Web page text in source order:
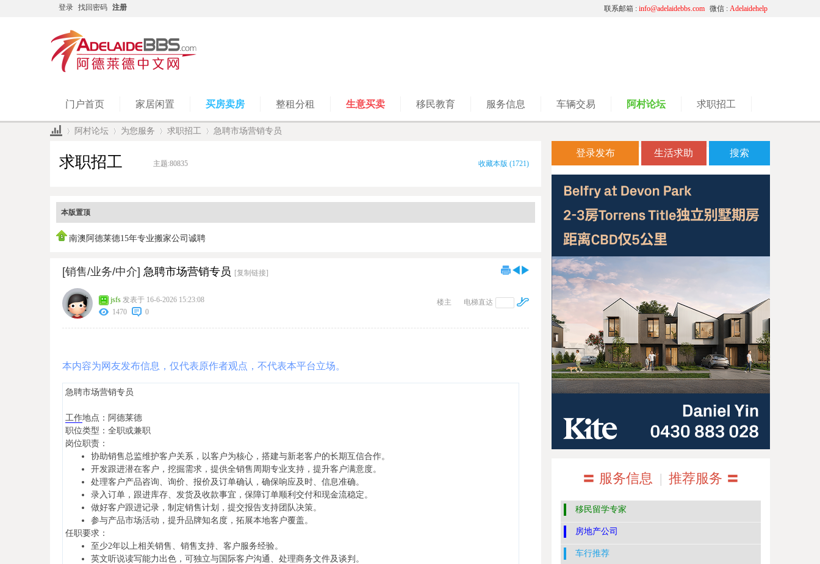
登录 找回密码 注册 微信 : Adelaidehelp
联系邮箱 : info@adelaidebbs.com
门户首页 家居闲置 买房卖房 整租分租 生意买卖 移民教育 服务信息 车辆交易 阿村论坛 求职招工
阿村论坛 为您服务 求职招工 急聘市场营销专员
求职招工 主题:80835 收藏本版 (1721)
本版置顶
南澳阿德莱德15年专业搬家公司诚聘
[销售/业务/中介] 急聘市场营销专员 [复制链接]
电梯直达
楼主
jsfs 发表于 16-6-2026 15:23:08
1470
0
本内容为网友发布信息，仅代表原作者观点，不代表本平台立场。
急聘市场营销专员
工作地点：阿德莱德
职位类型：全职或兼职
岗位职责：
协助销售总监维护客户关系，以客户为核心，搭建与新老客户的长期互信合作。
开发跟进潜在客户，挖掘需求，提供全销售周期专业支持，提升客户满意度。
处理客户产品咨询、询价、报价及订单确认，确保响应及时、信息准确。
录入订单，跟进库存、发货及收款事宜，保障订单顺利交付和现金流稳定。
做好客户跟进记录，制定销售计划，提交报告支持团队决策。
参与产品市场活动，提升品牌知名度，拓展本地客户覆盖。
任职要求：
至少2年以上相关销售、销售支持、客户服务经验。
英文听说读写能力出色，可独立与国际客户沟通、处理商务文件及谈判。
登录发布 生活求助 搜索
〓 服务信息 | 推荐服务 〓
移民留学专家
房地产公司
车行推荐